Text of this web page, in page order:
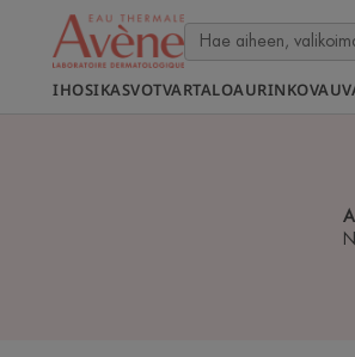
IHOSIKASVOTVARTALOAURINKO